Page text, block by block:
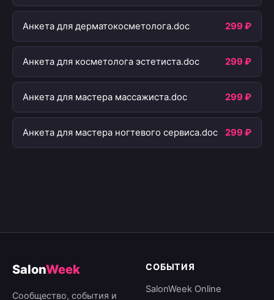
Анкета для дерматокосметолога.doc 299 ₽
Анкета для косметолога эстетиста.doc 299 ₽
Анкета для мастера массажиста.doc 299 ₽
Анкета для мастера ногтевого сервиса.doc 299 ₽
SalonWeek
Сообщество, события и
СОБЫТИЯ
SalonWeek Online